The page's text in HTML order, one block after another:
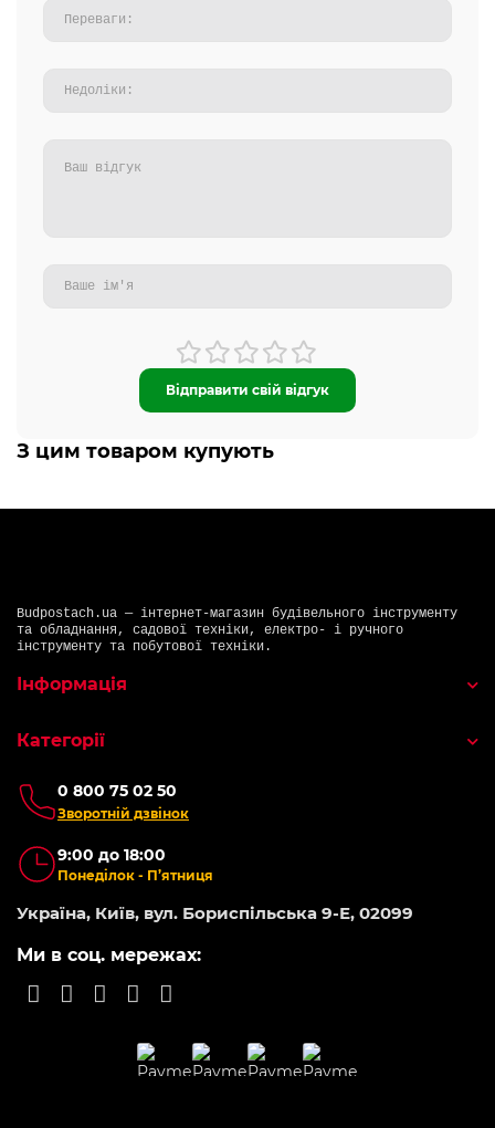
Відправити свій відгук
З цим товаром купують
Budpostach.ua — інтернет-магазин будівельного інструменту
та обладнання, садової техніки, електро- і ручного
інструменту та побутової техніки.
0 800 75 02 50
Зворотній дзвінок
9:00 до 18:00
Понеділок - П’ятниця
Україна, Київ, вул. Бориспільська 9-Е, 02099
Ми в соц. мережах:
Інформація
Категорії